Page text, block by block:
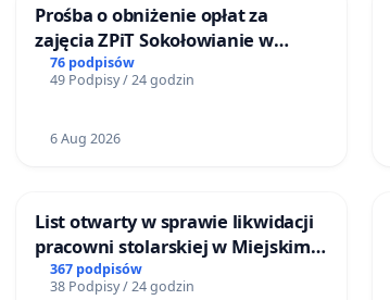
Prośba o obniżenie opłat za
zajęcia ZPiT Sokołowianie w
Sokołowskim Ośrodku Kultury
76 podpisów
49 Podpisy / 24 godzin
6 Aug 2026
List otwarty w sprawie likwidacji
pracowni stolarskiej w Miejskim
Teatrze Miniatura w Gdańsku
367 podpisów
38 Podpisy / 24 godzin